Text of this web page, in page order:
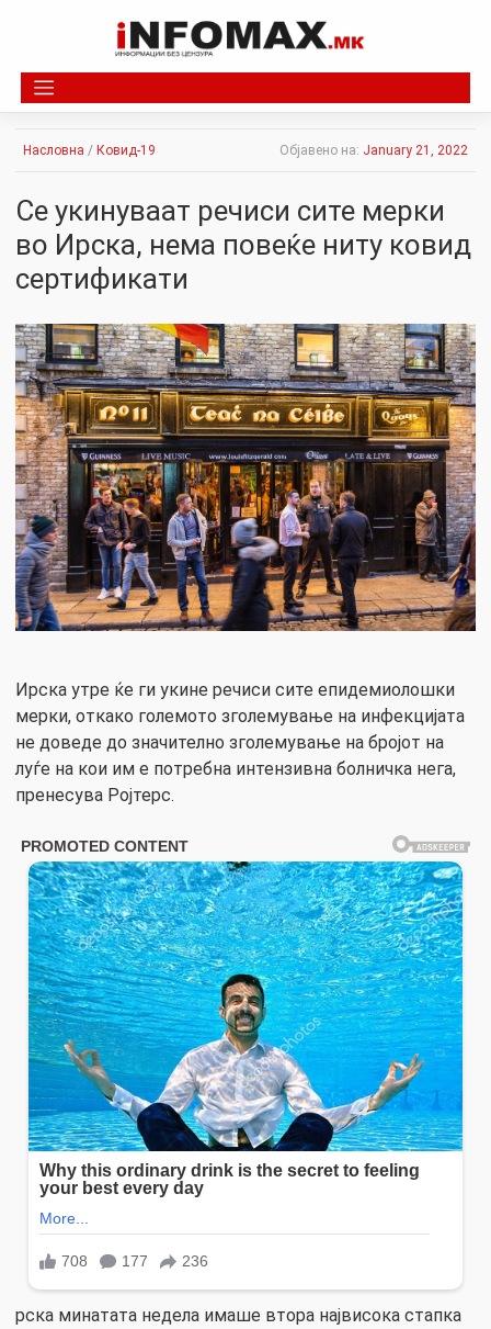
Насловна / Ковид-19 Објавено на: January 21, 2022
Се укинyваат речиси сите мерки
во Ирска, нема повеќе ниту ковид
сертификати
Ирска утре ќе ги укине речиси сите епидемиолошки
мерки, откако големото зголемување на инфекцијата
не доведе до значително зголемување на бројот на
луѓе на кои им е потребна интензивна болничка нега,
пренесува Ројтерс.
рска минатата недела имаше втора највисока стапка